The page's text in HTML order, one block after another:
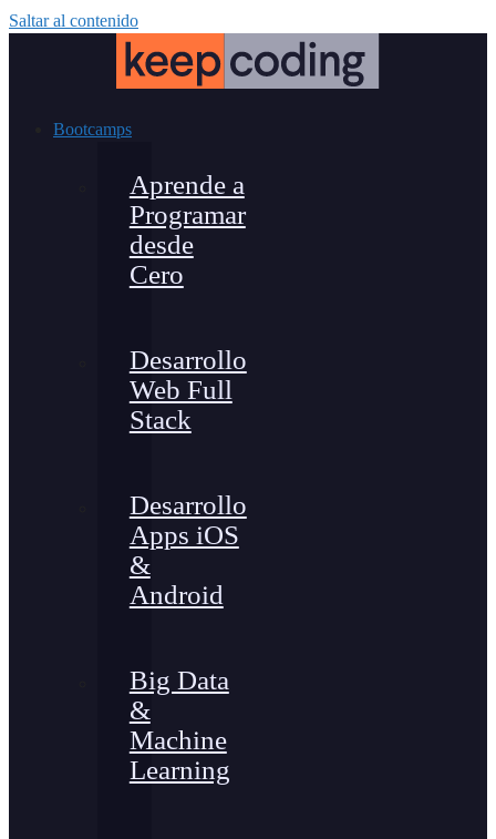
Saltar al contenido
Bootcamps
Aprende a
Programar
desde
Cero
Desarrollo
Web Full
Stack
Desarrollo
Apps iOS
&
Android
Big Data
&
Machine
Learning